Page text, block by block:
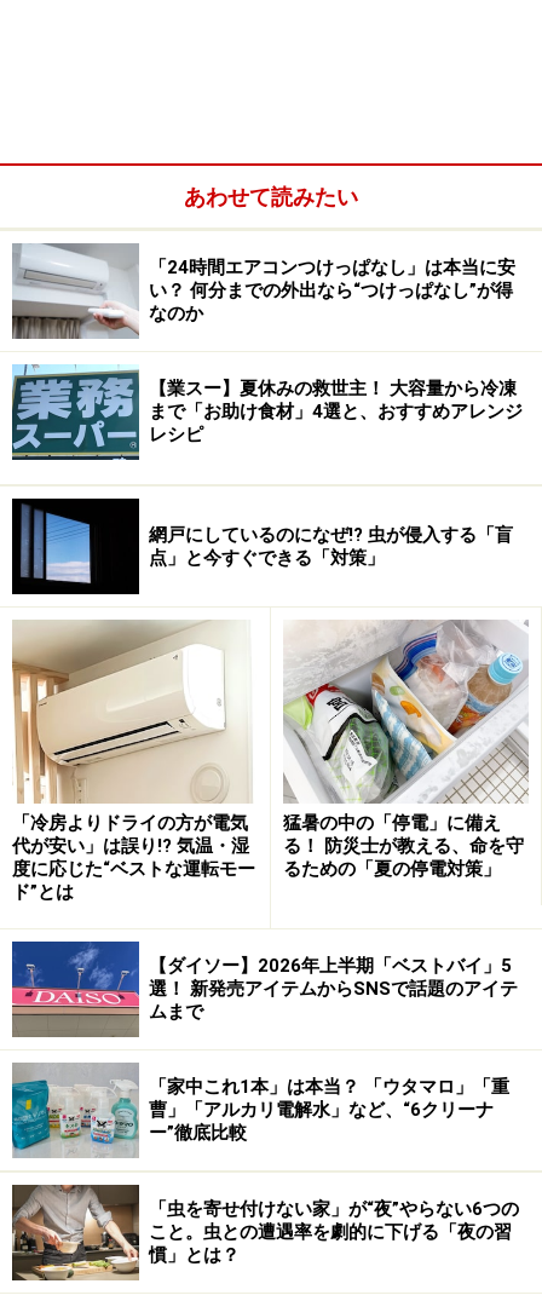
6.7円といううれしい価格のアイテムです。
上部にはしっかり閉じるチャック付きで、先端は簡単に
手で切ることができます。上部が広く開くので、調味料
を入れやすいのも特徴です。
お弁当用の調味料におすすめ
注意点としては、完全密封ではないので内容物が漏れ出
は、「調味料以外でのご利用はおすすめしておりませ
ん。また、飛行機への持ち込みについては避けてくださ
い」と説明されています。
さまざまな用途に使える「ポリプロピレン
スタンドじゃばらファイル」
「ポリプロピレン スタンドじゃばらファイル」A5用、3ポケ
ット 税込290円
小物などを分けて収納できる「ポリプロピレン スタンド
じゃばらファイル」、A5用で3つのポケットが付いてい
ます（税込290円）。ファイルボックスなどに入れて仕
タンドじゃばらファイル」は自立してくれるので、その
ままデスクなどに置いて使うこともできます。入れるも
のの量によって幅を調整できるので、スペースを効率的
に使えますよ。
ふりかけなどを入れるのにも便利
「ポリプロピレン スタンドじゃばらファイル」には、A4
用のものや、同じA5用でも6ポケットのものもあるので
用途に合わせて選べます。今回ご紹介しているA5用は、
チェックしなければならない郵便物を入れたり、ふりか
あわせて読みたい
「24時間エアコンつけっぱなし」は本当に安
い？ 何分までの外出なら“つけっぱなし”が得
なのか
【業スー】夏休みの救世主！ 大容量から冷凍
まで「お助け食材」4選と、おすすめアレンジ
レシピ
網戸にしているのになぜ!? 虫が侵入する「盲
点」と今すぐできる「対策」
「冷房よりドライの方が電気
代が安い」は誤り!? 気温・湿
度に応じた“ベストな運転モー
ド”とは
猛暑の中の「停電」に備え
る！ 防災士が教える、命を守
るための「夏の停電対策」
【ダイソー】2026年上半期「ベストバイ」5
選！ 新発売アイテムからSNSで話題のアイテ
ムまで
「家中これ1本」は本当？ 「ウタマロ」「重
曹」「アルカリ電解水」など、“6クリーナ
ー”徹底比較
「虫を寄せ付けない家」が“夜”やらない6つの
こと。虫との遭遇率を劇的に下げる「夜の習
慣」とは？